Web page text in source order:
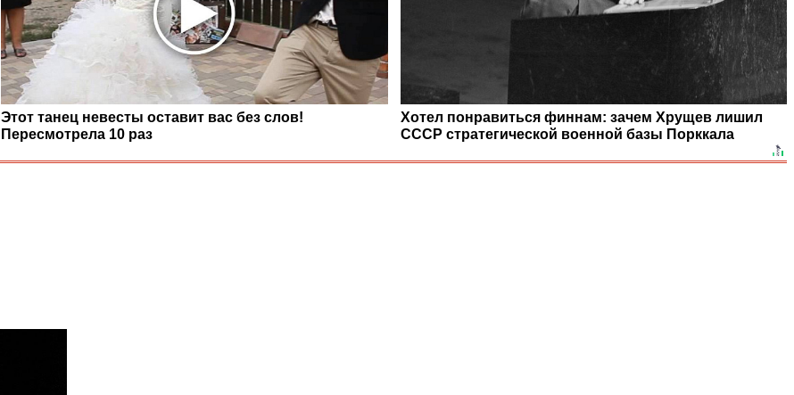
Этот танец невесты оставит вас без слов!
Пересмотрела 10 раз
Хотел понравиться финнам: зачем Хрущев лишил
СССР стратегической военной базы Порккала